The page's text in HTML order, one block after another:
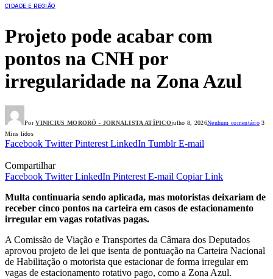
CIDADE E REGIÃO
Projeto pode acabar com
pontos na CNH por
irregularidade na Zona Azul
Por VINICIUS MORORÓ - JORNALISTA ATÍPICOjulho 8, 2026Nenhum comentário 3
Mins lidos
Facebook Twitter Pinterest LinkedIn Tumblr E-mail
Compartilhar
Facebook Twitter LinkedIn Pinterest E-mail Copiar Link
Multa continuaria sendo aplicada, mas motoristas deixariam de
receber cinco pontos na carteira em casos de estacionamento
irregular em vagas rotativas pagas.
A Comissão de Viação e Transportes da Câmara dos Deputados
aprovou projeto de lei que isenta de pontuação na Carteira Nacional
de Habilitação o motorista que estacionar de forma irregular em
vagas de estacionamento rotativo pago, como a Zona Azul.